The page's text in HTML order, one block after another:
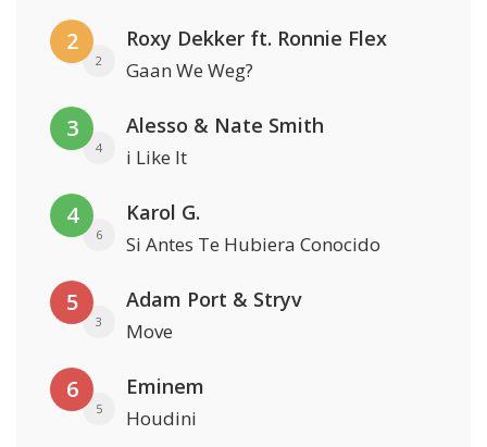
2
2
Roxy Dekker ft. Ronnie Flex
Gaan We Weg?
3
4
Alesso & Nate Smith
i Like It
4
6
Karol G.
Si Antes Te Hubiera Conocido
5
3
Adam Port & Stryv
Move
6
5
Eminem
Houdini